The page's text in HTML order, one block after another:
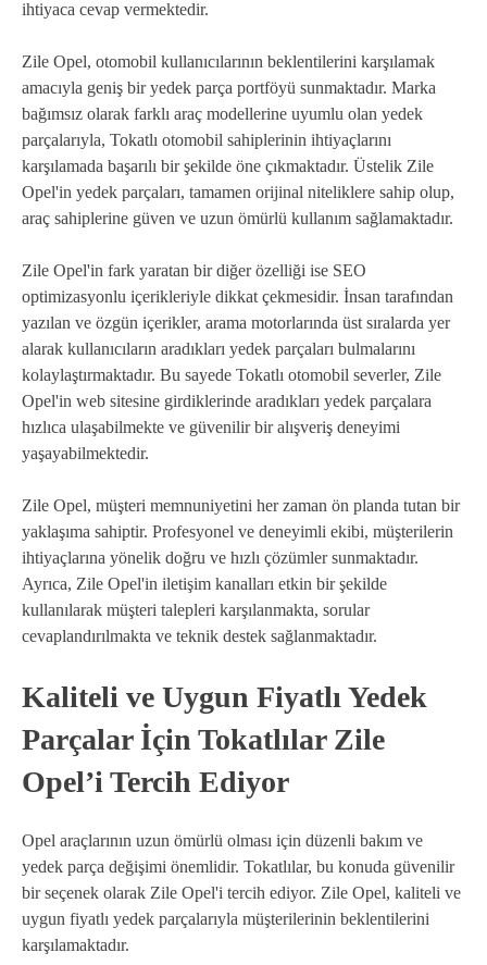
ihtiyaca cevap vermektedir.
Zile Opel, otomobil kullanıcılarının beklentilerini karşılamak
amacıyla geniş bir yedek parça portföyü sunmaktadır. Marka
bağımsız olarak farklı araç modellerine uyumlu olan yedek
parçalarıyla, Tokatlı otomobil sahiplerinin ihtiyaçlarını
karşılamada başarılı bir şekilde öne çıkmaktadır. Üstelik Zile
Opel'in yedek parçaları, tamamen orijinal niteliklere sahip olup,
araç sahiplerine güven ve uzun ömürlü kullanım sağlamaktadır.
Zile Opel'in fark yaratan bir diğer özelliği ise SEO
optimizasyonlu içerikleriyle dikkat çekmesidir. İnsan tarafından
yazılan ve özgün içerikler, arama motorlarında üst sıralarda yer
alarak kullanıcıların aradıkları yedek parçaları bulmalarını
kolaylaştırmaktadır. Bu sayede Tokatlı otomobil severler, Zile
Opel'in web sitesine girdiklerinde aradıkları yedek parçalara
hızlıca ulaşabilmekte ve güvenilir bir alışveriş deneyimi
yaşayabilmektedir.
Zile Opel, müşteri memnuniyetini her zaman ön planda tutan bir
yaklaşıma sahiptir. Profesyonel ve deneyimli ekibi, müşterilerin
ihtiyaçlarına yönelik doğru ve hızlı çözümler sunmaktadır.
Ayrıca, Zile Opel'in iletişim kanalları etkin bir şekilde
kullanılarak müşteri talepleri karşılanmakta, sorular
cevaplandırılmakta ve teknik destek sağlanmaktadır.
Kaliteli ve Uygun Fiyatlı Yedek
Parçalar İçin Tokatlılar Zile
Opel’i Tercih Ediyor
Opel araçlarının uzun ömürlü olması için düzenli bakım ve
yedek parça değişimi önemlidir. Tokatlılar, bu konuda güvenilir
bir seçenek olarak Zile Opel'i tercih ediyor. Zile Opel, kaliteli ve
uygun fiyatlı yedek parçalarıyla müşterilerinin beklentilerini
karşılamaktadır.